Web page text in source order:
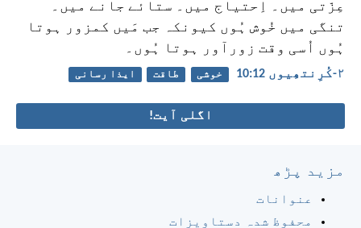
عِزّتی میں۔ اِحتیاج میں۔ ستائے جانے میں۔
تنگی میں خُوش ہُوں کیونکہ جب مَیں کمزور ہوتا
ہُوں اُسی وقت زورآور ہوتا ہُوں۔
۲-کُرِنتھِیوں 12:‏10 خوشی طاقت ایذا رسانی
اگلی آیت!
مزید پڑھ
عنوانات
محفوظ شدہ دستاویزات